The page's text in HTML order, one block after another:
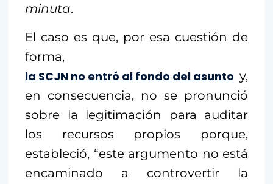
minuta.
El caso es que, por esa cuestión de
forma,
la SCJN no entró al fondo del asunto y,
en consecuencia, no se pronunció
sobre la legitimación para auditar
los recursos propios porque,
estableció, “este argumento no está
encaminado a controvertir la